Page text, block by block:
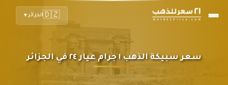
🇩🇿الجزائر▼
سعر سبيكة الذهب ١ جرام عيار ٢٤ في الجزائر